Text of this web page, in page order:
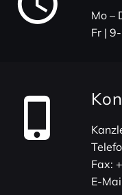
Mo –
Fr |
Fax:
E-